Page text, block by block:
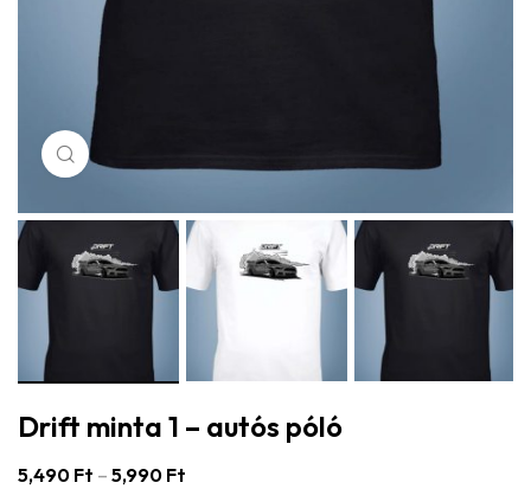
Click to enlarge
Drift minta 1 – autós póló
5,490 Ft – 5,990 Ft